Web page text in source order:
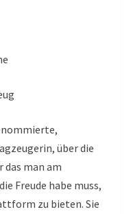
über die
das man am
Freude habe muss,
zu bieten. Sie